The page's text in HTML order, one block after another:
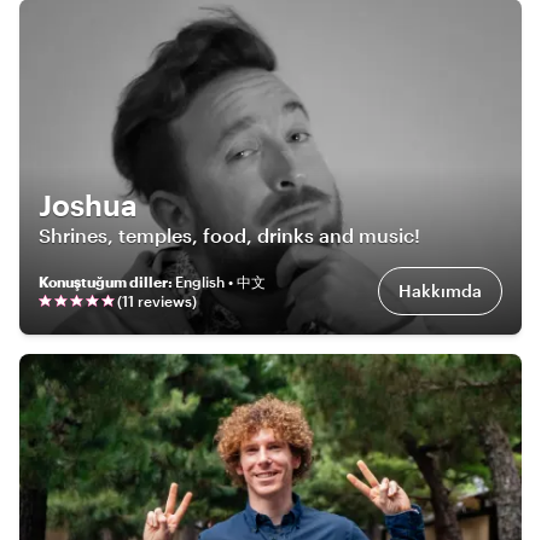
Joshua
Shrines, temples, food, drinks and music!
Konuştuğum diller:English • 中文
(11 reviews) Hakkımda